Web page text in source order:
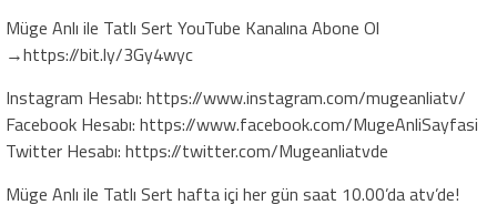
Müge Anlı ile Tatlı Sert YouTube Kanalına Abone Ol
→https://bit.ly/3Gy4wyc
Instagram Hesabı: https://www.instagram.com/mugeanliatv/
Facebook Hesabı: https://www.facebook.com/MugeAnliSayfasi
Twitter Hesabı: https://twitter.com/Mugeanliatvde
Müge Anlı ile Tatlı Sert hafta içi her gün saat 10.00’da atv’de!